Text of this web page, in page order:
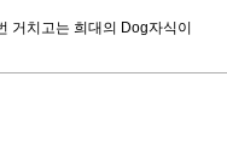
거치고는 희대의 Dog자식이